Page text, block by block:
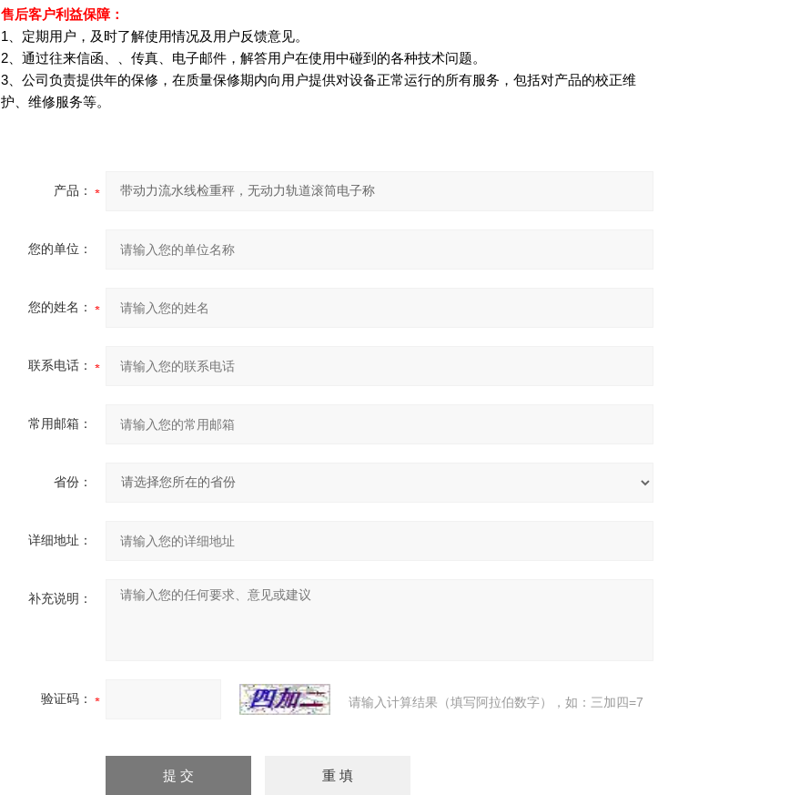
售后客户利益保障：
1 、定期用户，及时了解使用情况及用户反馈意见。
2 、通过往来信函、、传真、电子邮件，解答用户在使用中碰到的各种技术问题。
3 、公司负责提供年的保修，在质量保修期内向用户提供对设备正常运行的所有服务，包括对产品的校正维
护、维修服务等。
产品：
您的单位：
您的姓名：
联系电话：
常用邮箱：
省份：
详细地址：
补充说明：
验证码： 请输入计算结果（填写阿拉伯数字），如：三加四=7